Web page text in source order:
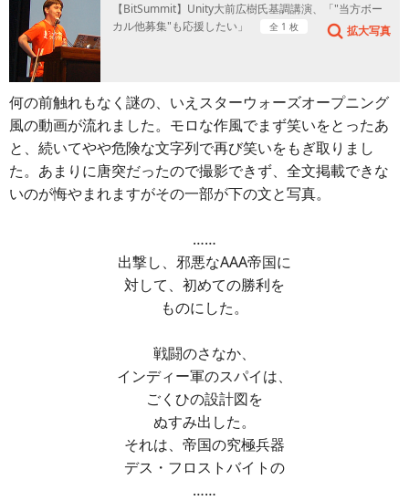
【BitSummit】Unity大前広樹氏基調講演、「"当方ボー
カル他募集"も応援したい」
全 1 枚 拡大写真
何の前触れもなく謎の、いえスターウォーズオープニング
風の動画が流れました。モロな作風でまず笑いをとったあ
と、続いてやや危険な文字列で再び笑いをもぎ取りまし
た。あまりに唐突だったので撮影できず、全文掲載できな
いのが悔やまれますがその一部が下の文と写真。
……
出撃し、邪悪なAAA帝国に
対して、初めての勝利を
ものにした。
戦闘のさなか、
インディー軍のスパイは、
ごくひの設計図を
ぬすみ出した。
それは、帝国の究極兵器
デス・フロストバイトの
……